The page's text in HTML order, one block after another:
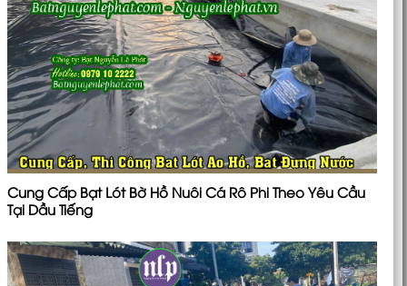
Cung Cấp Bạt Lót Bờ Hồ Nuôi Cá Rô Phi Theo Yêu Cầu
Tại Dầu Tiếng